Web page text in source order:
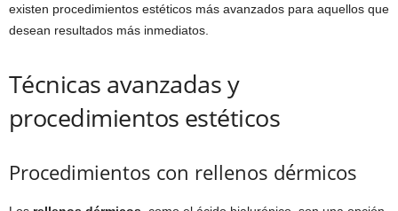
existen procedimientos estéticos más avanzados para aquellos que
desean resultados más inmediatos.
Técnicas avanzadas y
procedimientos estéticos
Procedimientos con rellenos dérmicos